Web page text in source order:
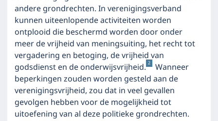
andere grondrechten. In verenigingsverband
kunnen uiteenlopende activiteiten worden
ontplooid die beschermd worden door onder
meer de vrijheid van meningsuiting, het recht tot
vergadering en betoging, de vrijheid van
godsdienst en de onderwijsvrijheid. 2
Wanneer
beperkingen zouden worden gesteld aan de
verenigingsvrijheid, zou dat in veel gevallen
gevolgen hebben voor de mogelijkheid tot
uitoefening van al deze politieke grondrechten.